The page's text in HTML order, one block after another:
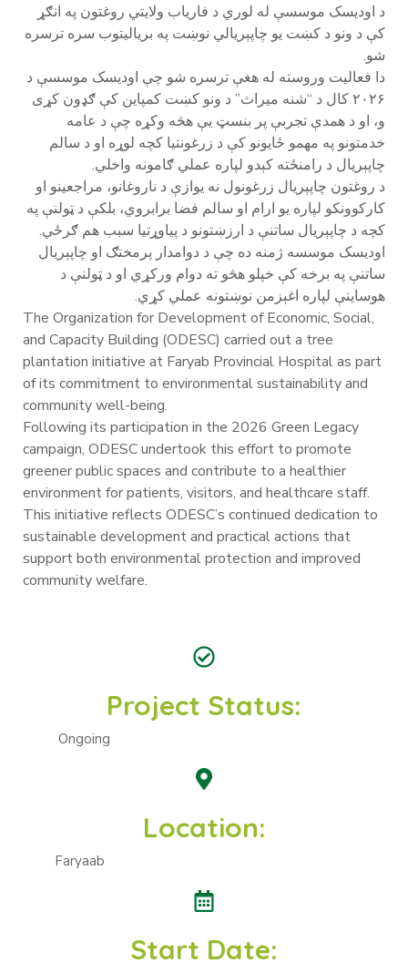
د اودیسک موسسې له لوري د فاریاب ولایتي روغتون په انګړ
کې د ونو د کښت یو چاپېریالي نوښت په بریالیتوب سره ترسره
شو.
دا فعالیت وروسته له هغې ترسره شو چې اودیسک موسسې د
۲۰۲۶ کال د “شنه میراث” د ونو کښت کمپاین کې ګډون کړی
و، او د همدې تجربې پر بنسټ یې هڅه وکړه چې د عامه
خدمتونو په مهمو ځایونو کې د زرغونتیا کچه لوړه او د سالم
چاپېریال د رامنځته کېدو لپاره عملي ګامونه واخلي.
د روغتون چاپېریال زرغونول نه یوازې د ناروغانو، مراجعینو او
کارکوونکو لپاره یو ارام او سالم فضا برابروي، بلکې د ټولنې په
کچه د چاپېریال ساتنې د ارزښتونو د پیاوړتیا سبب هم ګرځي.
اودیسک موسسه ژمنه ده چې د دوامدار پرمختګ او چاپېریال
ساتنې په برخه کې خپلو هڅو ته دوام ورکړي او د ټولنې د
هوساینې لپاره اغېزمن نوښتونه عملي کړي.
The Organization for Development of Economic, Social,
and Capacity Building (ODESC) carried out a tree
plantation initiative at Faryab Provincial Hospital as part
of its commitment to environmental sustainability and
community well-being.
Following its participation in the 2026 Green Legacy
campaign, ODESC undertook this effort to promote
greener public spaces and contribute to a healthier
environment for patients, visitors, and healthcare staff.
This initiative reflects ODESC’s continued dedication to
sustainable development and practical actions that
support both environmental protection and improved
community welfare.
Project Status:
Ongoing
Location:
Faryaab
Start Date: